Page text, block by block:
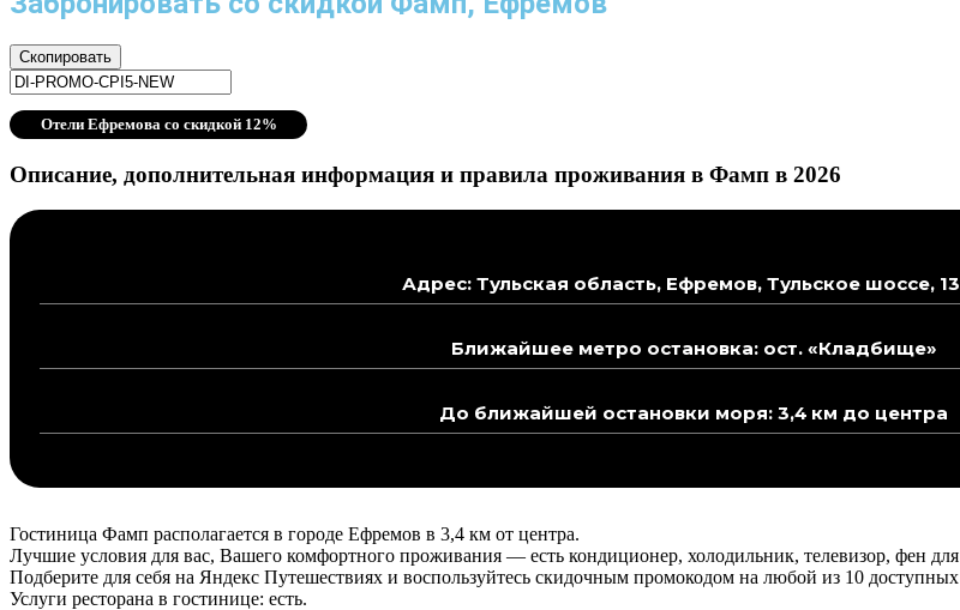
Скопировать
Отели Ефремова со скидкой 12%
Описание, дополнительная информация и правила проживания в Фамп в 2026
Адрес: Тульская область, Ефремов, Тульское шоссе,
Ближайшее метро остановка: ост. «Кладбище»
До ближайшей остановки моря: 3,4 км до центра
Гостиница Фамп располагается в городе Ефремов в 3,4 км от центра.
Лучшие условия для вас, Вашего комфортного проживания — есть кондиционер, холодильник, телевизор, фен
Подберите для себя на Яндекс Путешествиях и воспользуйтесь скидочным промокодом на любой из 10
Услуги ресторана в гостинице: есть.